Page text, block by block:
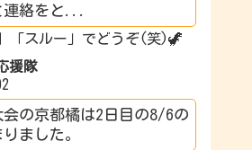
連絡をと...
「スルー」でどうぞ(笑)🦖
援隊
の京都橘は2日目の8/6の
ました。